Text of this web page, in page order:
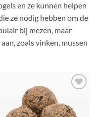
en ze kunnen helpen
ze nodig hebben om de
bij mezen, maar
zoals vinken, mussen
verlanglijst